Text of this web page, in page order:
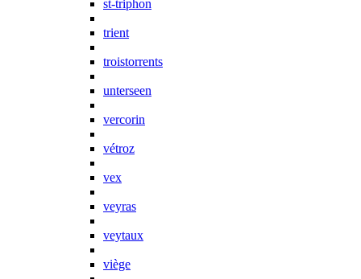
st-triphon
trient
troistorrents
unterseen
vercorin
vétroz
vex
veyras
veytaux
viège